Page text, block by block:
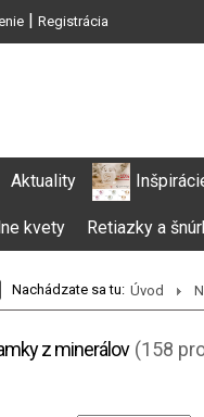
| Registrácia
Aktuality
kvety Retiazky a
Nachádzate sa tu: Úvod
z minerálov (158